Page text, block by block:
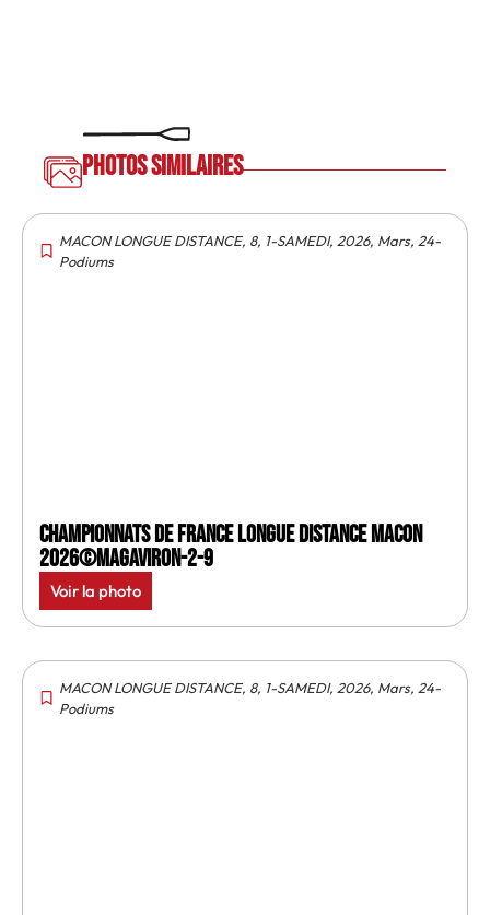
Photos similaires
MACON LONGUE DISTANCE, 8, 1-SAMEDI, 2026, Mars, 24-
Podiums
Championnats de France longue distance Macon
2026©MagAviron-2-9
Voir la photo
MACON LONGUE DISTANCE, 8, 1-SAMEDI, 2026, Mars, 24-
Podiums